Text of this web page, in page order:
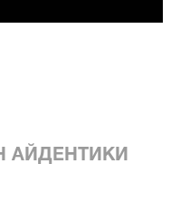
АЙДЕНТИКИ